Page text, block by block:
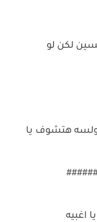
لكن لو
ولسه هتشوف يا
اغبيه